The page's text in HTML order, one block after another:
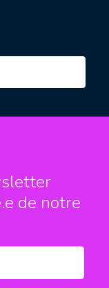
de notre